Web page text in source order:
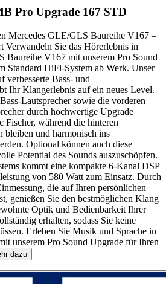
Pro Upgrade 167 STD
Mercedes GLE/GLS Baureihe V167 –
Verwandeln Sie das Hörerlebnis in
Baureihe V167 mit unserem Pro Sound
Standard HiFi-System ab Werk. Unser
verbesserte Bass- und
Ihr Klangerlebnis auf ein neues Level.
Lautsprecher sowie die vorderen
durch hochwertige Upgrade
Fischer, während die hinteren
bleiben und harmonisch ins
Optional können auch diese
Potential des Sounds auszuschöpfen.
kommt eine kompakte 6-Kanal DSP
von 580 Watt zum Einsatz. Durch
die auf Ihren persönlichen
genießen Sie den bestmöglichen Klang
Optik und Bedienbarkeit Ihrer
erhalten, sodass Sie keine
Erleben Sie Musik und Sprache in
unserem Pro Sound Upgrade für Ihren
dazu